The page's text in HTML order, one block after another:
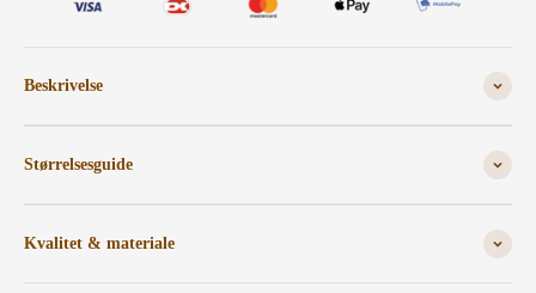
Beskrivelse
Størrelsesguide
Kvalitet & materiale